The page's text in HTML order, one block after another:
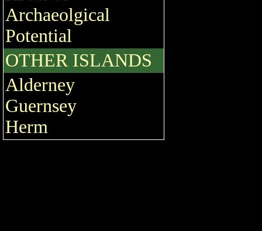
Archaeolgical
Potential
OTHER ISLANDS
Alderney
Guernsey
Herm